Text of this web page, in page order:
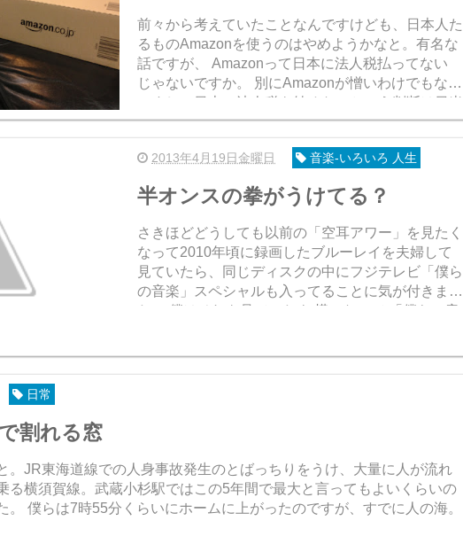
前々から考えていたことなんですけども、日本人た
るものAmazonを使うのはやめようかなと。有名な
話ですが、 Amazonって日本に法人税払ってない
じゃないですか。 別にAmazonが憎いわけでもない
ですし、日本に法人税を納めないという判断は日米
当局間の合意によるものだから批...
2013年4月19日金曜日 音楽-いろいろ 人生
半オンスの拳がうけてる？
さきほどどうしても以前の「空耳アワー」を見たく
なって2010年頃に録画したブルーレイを夫婦して
見ていたら、同じディスクの中にフジテレビ「僕ら
の音楽」スペシャルも入ってることに気が付きまし
た。 僕はそれを見ていたよ 横になって 「僕らの音
日常
割れる窓
。JR東海道線での人身事故発生のとばっちりをうけ、大量に人が流れ
る横須賀線。武蔵小杉駅ではこの5年間で最大と言ってもよいくらいの
人の海。